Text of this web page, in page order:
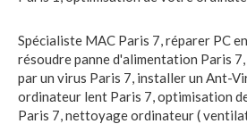
Spécialiste MAC Paris 7,réparer PC
résoudre panne d'alimentation Paris 7,
par un virus Paris 7, installer un Ant-
ordinateur lent Paris 7,optimisation
Paris 7,nettoyage ordinateur (